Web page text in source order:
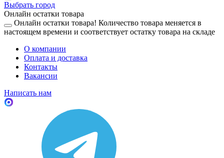
Выбрать город
Онлайн остатки товара
Онлайн остатки товара! Количество товара меняется в
настоящем времени и соответствует остатку товара на складе
О компании
Оплата и доставка
Контакты
Вакансии
Написать нам